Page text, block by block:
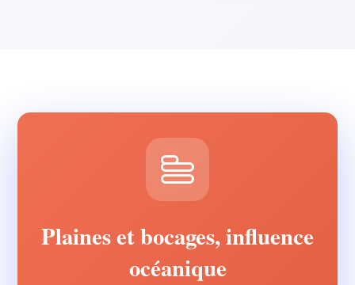
Plaines et bocages, influence
océanique